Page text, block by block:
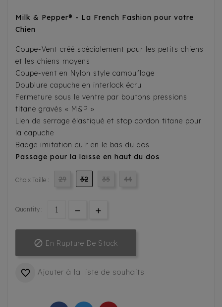
Milk & Pepper® - La French Fashion pour votre
Chien
Coupe-Vent créé spécialement pour les petits chiens
et les chiens moyens
Coupe-vent en Nylon style camouflage
Doublure capuche en interlock écru
Fermeture sous le ventre par boutons pressions
titane gravés « M&P »
Lien de serrage élastiqué et stop cordon titane pour
la capuche
Badge imitation cuir en le bas du dos
Passage pour la laisse en haut du dos
Choix Taille : 29 32 35 44
Quantity :
 En Rupture De Stock
 Ajouter à la liste de souhaits